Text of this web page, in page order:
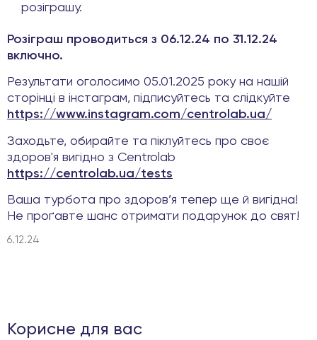
розіграшу.
Розіграш проводиться з 06.12.24 по 31.12.24
включно.
Результати оголосимо 05.01.2025 року на нашій
сторінці в інстаграм, підписуйтесь та слідкуйте
https://www.instagram.com/centrolab.ua/
Заходьте, обирайте та піклуйтесь про своє
здоров'я вигідно з Centrolab
https://centrolab.ua/tests
Ваша турбота про здоров’я тепер ще й вигідна!
Не проґавте шанс отримати подарунок до свят!
6.12.24
Корисне для вас